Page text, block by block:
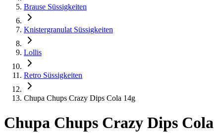
Brause Süssigkeiten
Knistergranulat Süssigkeiten
Lollis
Retro Süssigkeiten
Chupa Chups Crazy Dips Cola 14g
Chupa Chups Crazy Dips Cola